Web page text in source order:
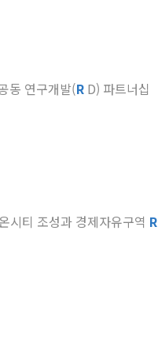
동 연구개발(R D) 파트너십
시티 조성과 경제자유구역 R